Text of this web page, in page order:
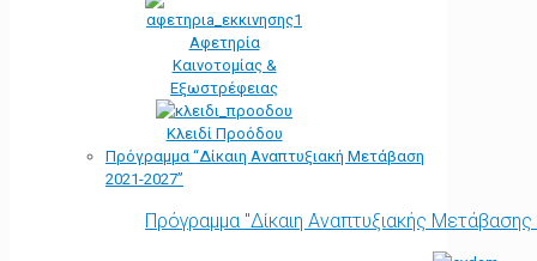
Αφετηρία
Kαινοτομίας &
Εξωστρέφειας
Κλειδί Προόδου
Πρόγραμμα “Δίκαιη Αναπτυξιακή Μετάβαση
2021-2027”
Πρόγραμμα "Δίκαιη Αναπτυξιακής